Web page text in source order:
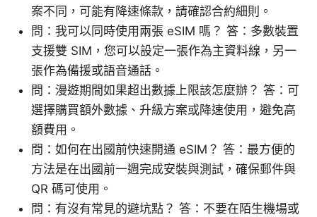
案不同，可能有降速條款，請確認合約細則。
問：我可以同時使用兩張 eSIM 嗎？ 答：多數裝置
支援雙 SIM，您可以設定一張作為主資料線，另一
張作為備援或語音通話。
問：漫遊期間如果超出數據上限該怎麼辦？ 答：可
選擇購買額外數據、升級方案或降速使用，避免高
額費用。
問：如何在出國前快速開通 eSIM？ 答：最方便的
方法是在出國前一週完成安裝與測試，確保郵件與
QR 碼可使用。
問：有沒有常見的避坑點？ 答：不要在陌生機場或